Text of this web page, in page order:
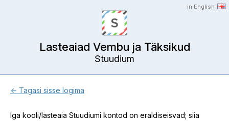
in English
Lasteaiad Vembu ja Täksikud
Stuudium
← Tagasi sisse logima
Iga kooli/lasteaia Stuudiumi kontod on eraldiseisvad; siia